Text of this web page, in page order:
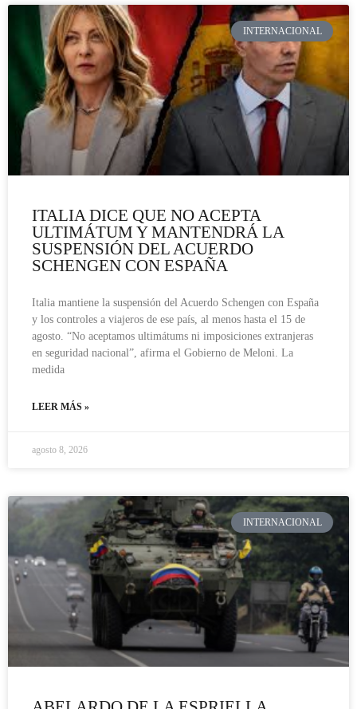
INTERNACIONAL
ITALIA DICE QUE NO ACEPTA
ULTIMÁTUM Y MANTENDRÁ LA
SUSPENSIÓN DEL ACUERDO
SCHENGEN CON ESPAÑA
Italia mantiene la suspensión del Acuerdo Schengen con España
y los controles a viajeros de ese país, al menos hasta el 15 de
agosto. “No aceptamos ultimátums ni imposiciones extranjeras
en seguridad nacional”, afirma el Gobierno de Meloni. La
medida
LEER MÁS »
agosto 8, 2026
INTERNACIONAL